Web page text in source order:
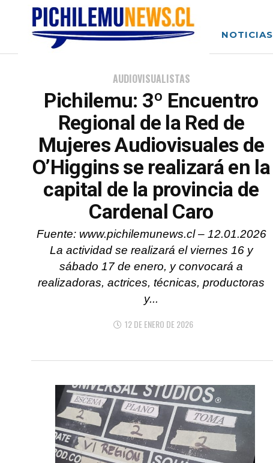
NOTICIAS
AUDIOVISUALISTAS
Pichilemu: 3º Encuentro
Regional de la Red de
Mujeres Audiovisuales de
O’Higgins se realizará en la
capital de la provincia de
Cardenal Caro
Fuente: www.pichilemunews.cl – 12.01.2026
La actividad se realizará el viernes 16 y
sábado 17 de enero, y convocará a
realizadoras, actrices, técnicas, productoras
y...
12 DE ENERO DE 2026